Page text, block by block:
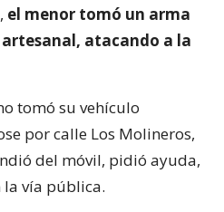
el menor tomó un arma
atacando a la
tomó su vehículo
por calle Los Molineros,
del móvil, pidió ayuda,
la vía pública.